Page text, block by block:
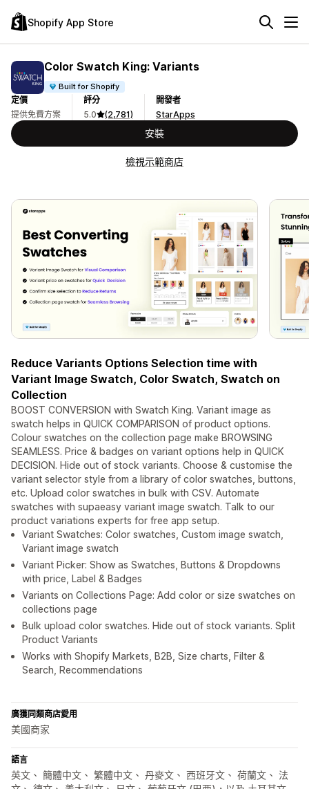
Shopify App Store
Color Swatch King: Variants
Built for Shopify
定價
提供免費方案
評分
5.0
(2,781)
開發者
StarApps
安裝
檢視示範商店
Reduce Variants Options Selection time with
Variant Image Swatch, Color Swatch, Swatch on
Collection
BOOST CONVERSION with Swatch King. Variant image as
swatch helps in QUICK COMPARISON of product options.
Colour swatches on the collection page make BROWSING
SEAMLESS. Price & badges on variant options help in QUICK
DECISION. Hide out of stock variants. Choose & customise the
variant selector style from a library of color swatches, buttons,
etc. Upload color swatches in bulk with CSV. Automate
swatches with supaeasy variant image swatch. Talk to our
product variations experts for free app setup.
Variant Swatches: Color swatches, Custom image swatch,
Variant image swatch
Variant Picker: Show as Swatches, Buttons & Dropdowns
with price, Label & Badges
Variants on Collections Page: Add color or size swatches on
collections page
Bulk upload color swatches. Hide out of stock variants. Split
Product Variants
Works with Shopify Markets, B2B, Size charts, Filter &
Search, Recommendations
廣獲同類商店愛用
美國商家
語言
英文、 簡體中文、 繁體中文、 丹麥文、 西班牙文、 荷蘭文、 法